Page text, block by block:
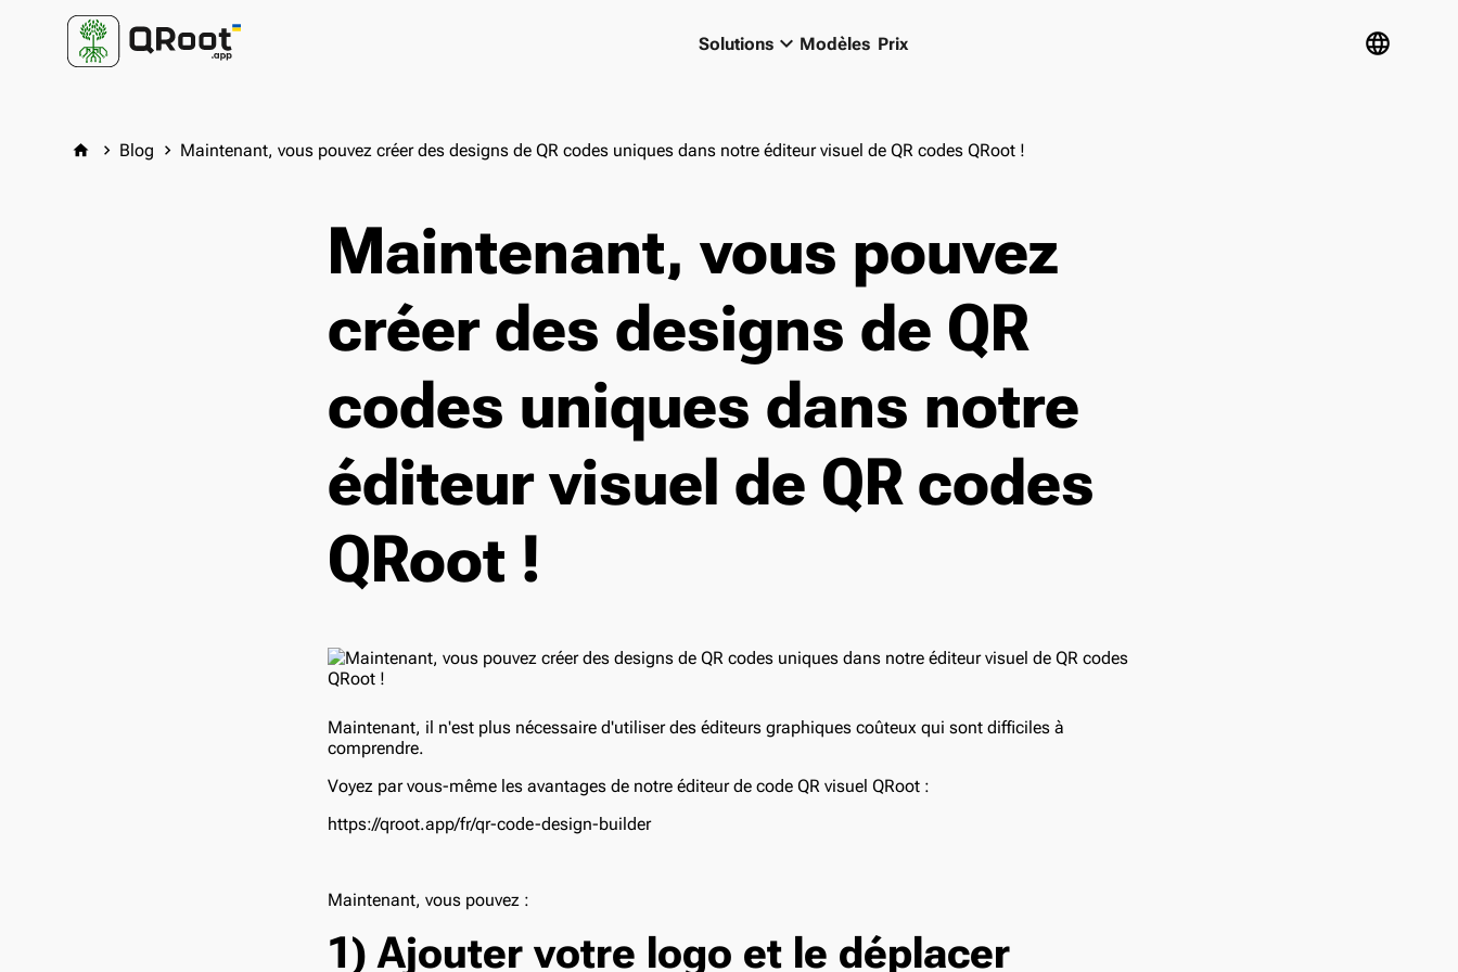
Solutionskeyboard_arrow_down Modèles Prix language
home keyboard_arrow_right Blog keyboard_arrow_right Maintenant, vous pouvez créer des designs de QR codes uniques dans notre éditeur visuel de QR codes QRoot !
Maintenant, vous pouvez
créer des designs de QR
codes uniques dans notre
éditeur visuel de QR codes
QRoot !
Maintenant, il n'est plus nécessaire d'utiliser des éditeurs graphiques coûteux qui sont difficiles à
comprendre.
Voyez par vous-même les avantages de notre éditeur de code QR visuel QRoot :
https://qroot.app/fr/qr-code-design-builder
Maintenant, vous pouvez :
1) Ajouter votre logo et le déplacer